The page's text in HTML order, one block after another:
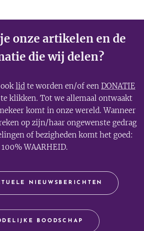
onze artikelen en de
die wij delen?
lid te worden en/of een DONATIE
te klikken. Tot we allemaal ontwaakt
komt in onze wereld. Wanneer
op zijn/haar ongewenste gedrag
of bezigheden komt het goed:
100% WAARHEID.
NIEUWSBERICHTEN
BOODSCHAP